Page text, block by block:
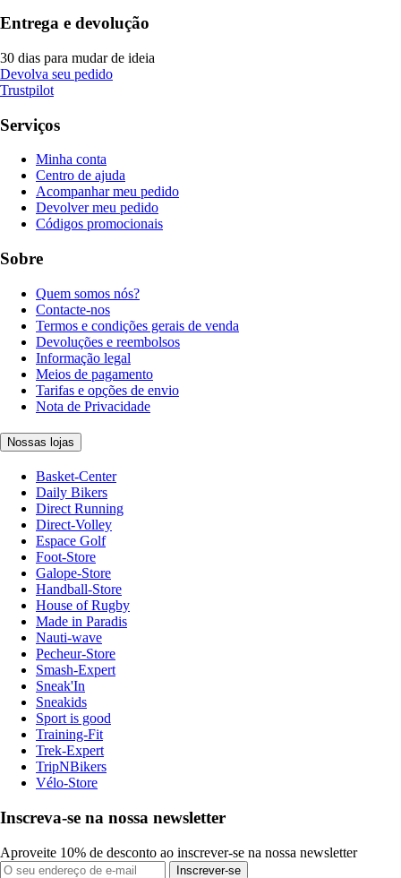
Entrega e devolução
30 dias para mudar de ideia
Devolva seu pedido
Trustpilot
Serviços
Minha conta
Centro de ajuda
Acompanhar meu pedido
Devolver meu pedido
Códigos promocionais
Sobre
Quem somos nós?
Contacte-nos
Termos e condições gerais de venda
Devoluções e reembolsos
Informação legal
Meios de pagamento
Tarifas e opções de envio
Nota de Privacidade
Nossas lojas
Basket-Center
Daily Bikers
Direct Running
Direct-Volley
Espace Golf
Foot-Store
Galope-Store
Handball-Store
House of Rugby
Made in Paradis
Nauti-wave
Pecheur-Store
Smash-Expert
Sneak'In
Sneakids
Sport is good
Training-Fit
Trek-Expert
TripNBikers
Vélo-Store
Inscreva-se na nossa newsletter
Aproveite 10% de desconto ao inscrever-se na nossa newsletter
Inscrever-se